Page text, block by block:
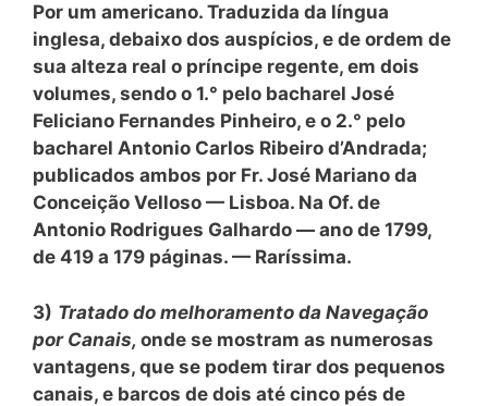
Por um americano. Traduzida da língua
inglesa, debaixo dos auspícios, e de ordem de
sua alteza real o príncipe regente, em dois
volumes, sendo o 1.° pelo bacharel José
Feliciano Fernandes Pinheiro, e o 2.° pelo
bacharel Antonio Carlos Ribeiro d’Andrada;
publicados ambos por Fr. José Mariano da
Conceição Velloso — Lisboa. Na Of. de
Antonio Rodrigues Galhardo — ano de 1799,
de 419 a 179 páginas. — Raríssima.
3) Tratado do melhoramento da Navegação
por Canais, onde se mostram as numerosas
vantagens, que se podem tirar dos pequenos
canais, e barcos de dois até cinco pés de